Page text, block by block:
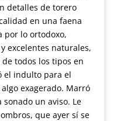
detalles de torero
en una faena
por lo ortodoxo,
excelentes naturales,
todos los tipos en
el indulto para el
exagerado. Marró
un aviso. Le
que ayer sí se